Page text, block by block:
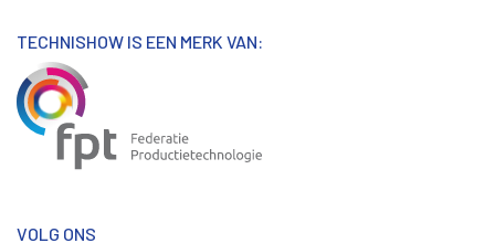
TECHNISHOW IS EEN MERK VAN:
VOLG ONS